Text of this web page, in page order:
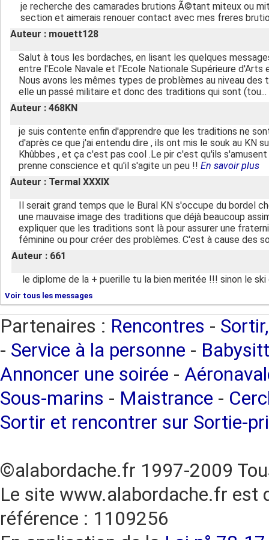
je recherche des camarades brutions Ã©tant miteux ou
section et aimerais renouer contact avec mes freres
Auteur : mouett128
Salut à tous les bordaches, en lisant les quelques
entre l'Ecole Navale et l'Ecole Nationale Supérieure
Nous avons les mêmes types de problèmes au niveau
elle un passé militaire et donc des traditions qui sont (tou...
Auteur : 468KN
je suis contente enfin d'apprendre que les traditions ne
d'après ce que j'ai entendu dire , ils ont mis le souk au
Khûbbes , et ça c'est pas cool .Le pir c'est qu'ils
prenne conscience et qu'il s'agite un peu !! En savoir plus
Auteur : Termal XXXIX
Il serait grand temps que le Bural KN s'occupe du bordel
une mauvaise image des traditions que déjà beaucoup
expliquer que les traditions sont là pour assurer une
féminine ou pour créer des problèmes. C'est à cause des
Auteur : 661
le diplome de la + puerille tu la bien meritée !!! sinon le
Voir tous les messages
Partenaires : Rencontres -
- Service à la personne -
Annoncer une soirée -
Sous-marins - Maistrance -
Sortir et rencontrer sur Sortie-
©alabordache.fr 1997-2009
Le site www.alabordache.fr est
référence : 1109256